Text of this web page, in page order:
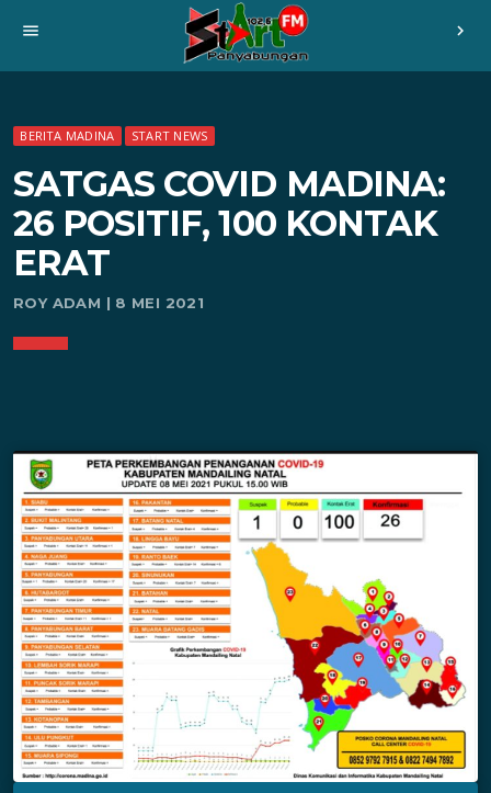
menu chevron_right
BERITA MADINA START NEWS
SATGAS COVID MADINA:
26 POSITIF, 100 KONTAK
ERAT
ROY ADAM | 8 MEI 2021